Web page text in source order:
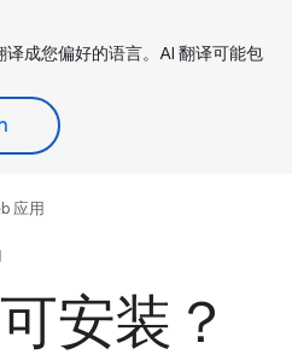
成您偏好的语言。AI 翻译可能包
应用
安装？